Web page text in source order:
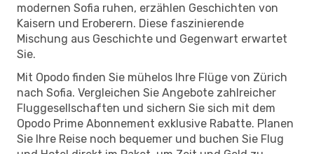
modernen Sofia ruhen, erzählen Geschichten von
Kaisern und Eroberern. Diese faszinierende
Mischung aus Geschichte und Gegenwart erwartet
Sie.
Mit Opodo finden Sie mühelos Ihre Flüge von Zürich
nach Sofia. Vergleichen Sie Angebote zahlreicher
Fluggesellschaften und sichern Sie sich mit dem
Opodo Prime Abonnement exklusive Rabatte. Planen
Sie Ihre Reise noch bequemer und buchen Sie Flug